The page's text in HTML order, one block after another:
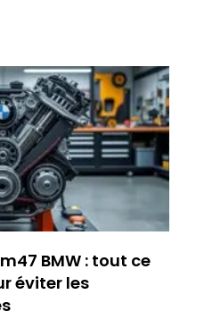
BMW : tout ce
éviter les